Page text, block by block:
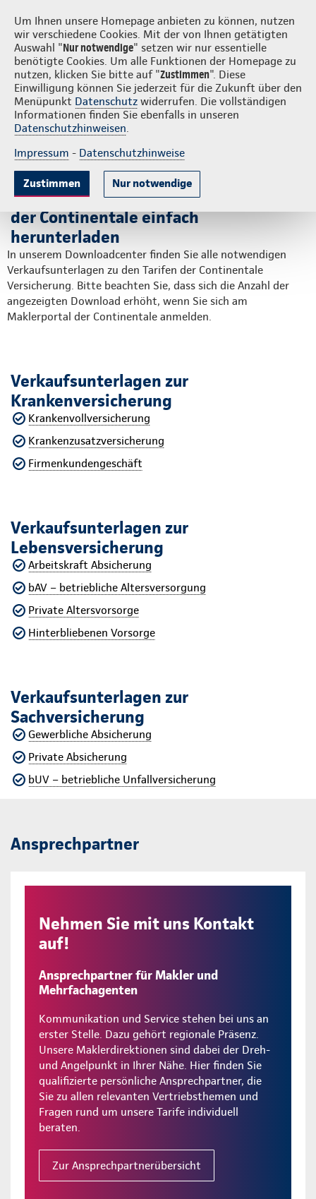
Um Ihnen unsere Homepage anbieten zu können, nutzen
wir verschiedene Cookies. Mit der von Ihnen getätigten
Auswahl "Nur notwendige" setzen wir nur essentielle
benötigte Cookies. Um alle Funktionen der Homepage zu
nutzen, klicken Sie bitte auf "Zustimmen". Diese
Einwilligung können Sie jederzeit für die Zukunft über den
Menüpunkt Datenschutz widerrufen. Die vollständigen
Informationen finden Sie ebenfalls in unseren
Datenschutzhinweisen.
Impressum - Datenschutzhinweise
Zustimmen Nur notwendige
Downloadcenter für
Verkaufsunterlagen
Auf dieser Seite:
Ansprechpartner
Alle notwendigen Verkaufsunterlagen
der Continentale einfach
herunterladen
In unserem Downloadcenter finden Sie alle notwendigen
Verkaufsunterlagen zu den Tarifen der Continentale
Versicherung. Bitte beachten Sie, dass sich die Anzahl der
angezeigten Download erhöht, wenn Sie sich am
Maklerportal der Continentale anmelden.
Verkaufsunterlagen zur
Krankenversicherung
Krankenvollversicherung
Krankenzusatzversicherung
Firmenkundengeschäft
Verkaufsunterlagen zur
Lebensversicherung
Arbeitskraft Absicherung
bAV – betriebliche Altersversorgung
Private Altersvorsorge
Hinterbliebenen Vorsorge
Verkaufsunterlagen zur
Sachversicherung
Gewerbliche Absicherung
Private Absicherung
bUV – betriebliche Unfallversicherung
Ansprechpartner
Nehmen Sie mit uns Kontakt
auf!
Ansprechpartner für Makler und
Mehrfachagenten
Kommunikation und Service stehen bei uns an
erster Stelle. Dazu gehört regionale Präsenz.
Unsere Maklerdirektionen sind dabei der Dreh-
und Angelpunkt in Ihrer Nähe. Hier finden Sie
qualifizierte persönliche Ansprechpartner, die
Sie zu allen relevanten Vertriebsthemen und
Fragen rund um unsere Tarife individuell
beraten.
Zur Ansprechpartnerübersicht